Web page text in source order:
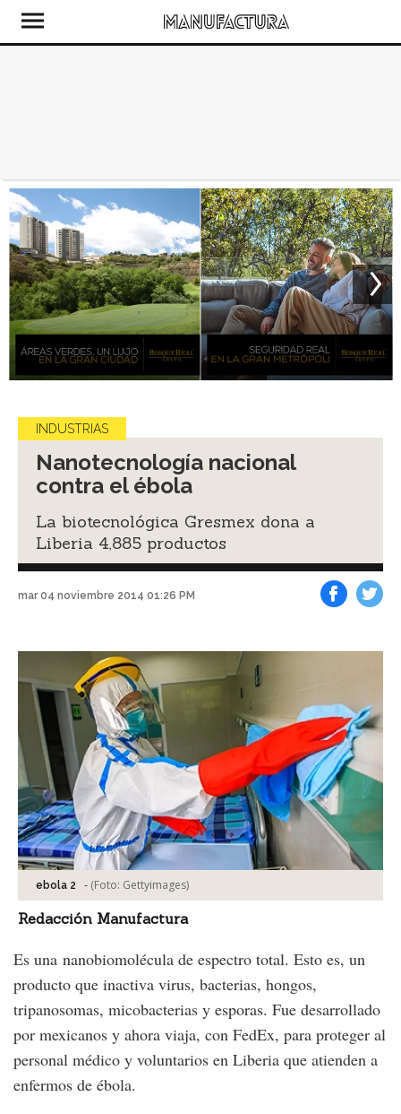
INDUSTRIAS
Nanotecnología nacional
contra el ébola
La biotecnológica Gresmex dona a
Liberia 4,885 productos
mar 04 noviembre 2014 01:26 PM
ebola 2 - (Foto: Gettyimages)
Redacción Manufactura
Es una nanobiomolécula de espectro total. Esto es, un
producto que inactiva virus, bacterias, hongos,
tripanosomas, micobacterias y esporas. Fue desarrollado
por mexicanos y ahora viaja, con FedEx, para proteger al
personal médico y voluntarios en Liberia que atienden a
enfermos de ébola.